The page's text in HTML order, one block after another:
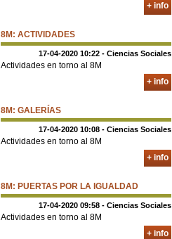
+ info
8M: ACTIVIDADES
17-04-2020 10:22 - Ciencias Sociales
Actividades en torno al 8M
+ info
8M: GALERÍAS
17-04-2020 10:08 - Ciencias Sociales
Actividades en torno al 8M
+ info
8M: PUERTAS POR LA IGUALDAD
17-04-2020 09:58 - Ciencias Sociales
Actividades en torno al 8M
+ info